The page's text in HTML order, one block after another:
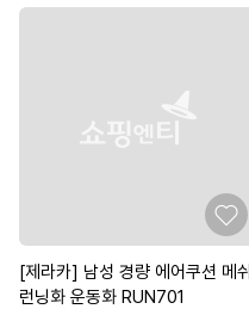
[제라카] 남성 경량 에어쿠션 메쉬
런닝화 운동화 RUN701